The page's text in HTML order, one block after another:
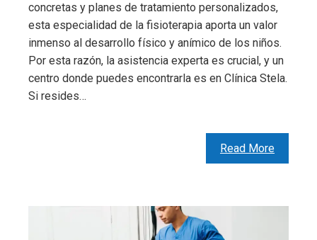
concretas y planes de tratamiento personalizados,
esta especialidad de la fisioterapia aporta un valor
inmenso al desarrollo físico y anímico de los niños.
Por esta razón, la asistencia experta es crucial, y un
centro donde puedes encontrarla es en Clínica Stela.
Si resides…
Read More